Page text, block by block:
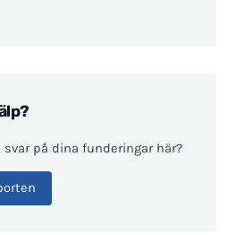
på dina funderingar här?